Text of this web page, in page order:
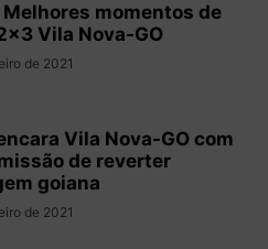
Melhores momentos de
Vila Nova-GO
de 2021
Vila Nova-GO com
de reverter
goiana
de 2021